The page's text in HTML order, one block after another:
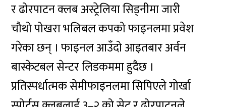
र ढोरपाटन क्लब अस्ट्रेलिया सिड्नीमा जारी
चौथो पोखरा भलिबल कपको फाइनलमा प्रवेश
गरेका छन् । फाइनल आउँदो आइतबार अर्वन
बास्केटबल सेन्टर लिडकममा हुदैछ ।
प्रतिस्पर्धात्मक सेमीफाइनलमा सिपिएले गोर्खा